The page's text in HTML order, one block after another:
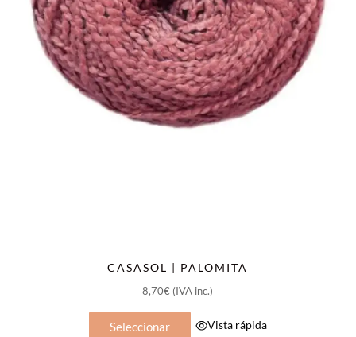
producto
CASASOL | PALOMITA
8,70€ (IVA inc.)
Seleccionar Vista rápidaproducto